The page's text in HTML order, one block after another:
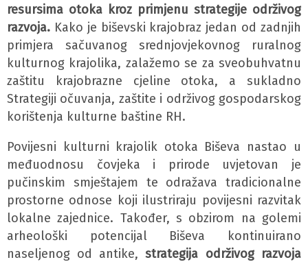
resursima otoka kroz primjenu strategije održivog
razvoja. Kako je biševski krajobraz jedan od zadnjih
primjera sačuvanog srednjovjekovnog ruralnog
kulturnog krajolika, zalažemo se za sveobuhvatnu
zaštitu krajobrazne cjeline otoka, a sukladno
Strategiji očuvanja, zaštite i održivog gospodarskog
korištenja kulturne baštine RH.
Povijesni kulturni krajolik otoka Biševa nastao u
međuodnosu čovjeka i prirode uvjetovan je
pučinskim smještajem te odražava tradicionalne
prostorne odnose koji ilustriraju povijesni razvitak
lokalne zajednice. Također, s obzirom na golemi
arheološki potencijal Biševa kontinuirano
naseljenog od antike, strategija održivog razvoja